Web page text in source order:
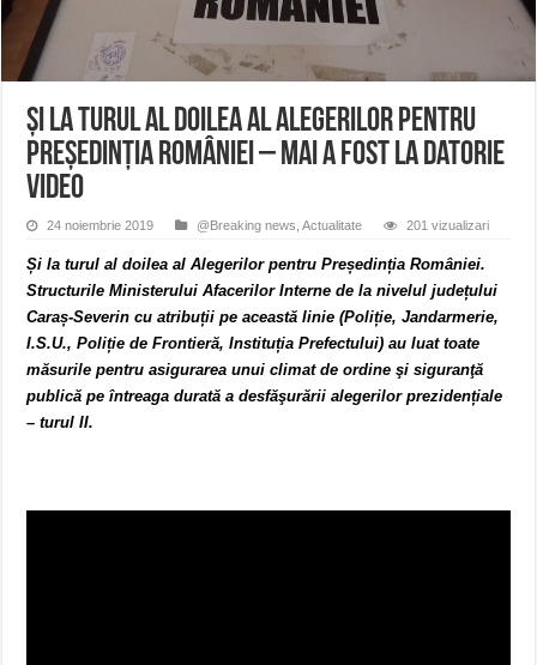
ANUNŢ OPRIRE APĂ în CARANSEBEȘ avarie
ANUNȚ OPRIRE APĂ în Reșița, cartier Țerova – avarie – 04.08.2026
Și la turul al doilea al Alegerilor pentru
Președinția României – MAI a fost la datorie
VIDEO
24 noiembrie 2019 @Breaking news ,Actualitate 201 vizualizari
Și la turul al doilea al Alegerilor pentru Președinția României.
Structurile Ministerului Afacerilor Interne de la nivelul județului
Caraș-Severin cu atribuții pe această linie (Poliție, Jandarmerie,
I.S.U., Poliție de Frontieră, Instituția Prefectului) au luat toate
măsurile pentru asigurarea unui climat deordine şi siguranţă
publică pe întreaga durată a desfăşurării alegerilorprezidențiale
– turul II.